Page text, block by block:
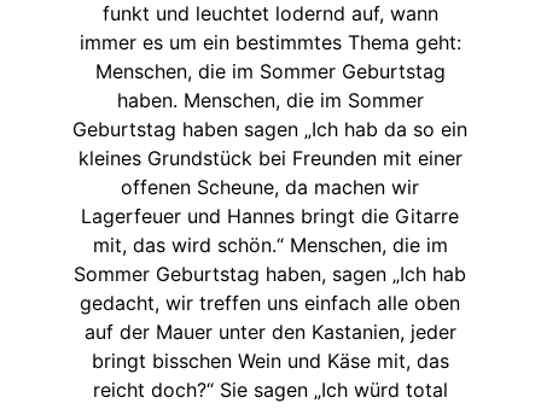
funkt und leuchtet lodernd auf, wann
immer es um ein bestimmtes Thema geht:
Menschen, die im Sommer Geburtstag
haben. Menschen, die im Sommer
Geburtstag haben sagen „Ich hab da so ein
kleines Grundstück bei Freunden mit einer
offenen Scheune, da machen wir
Lagerfeuer und Hannes bringt die Gitarre
mit, das wird schön.“ Menschen, die im
Sommer Geburtstag haben, sagen „Ich hab
gedacht, wir treffen uns einfach alle oben
auf der Mauer unter den Kastanien, jeder
bringt bisschen Wein und Käse mit, das
reicht doch?“ Sie sagen „Ich würd total